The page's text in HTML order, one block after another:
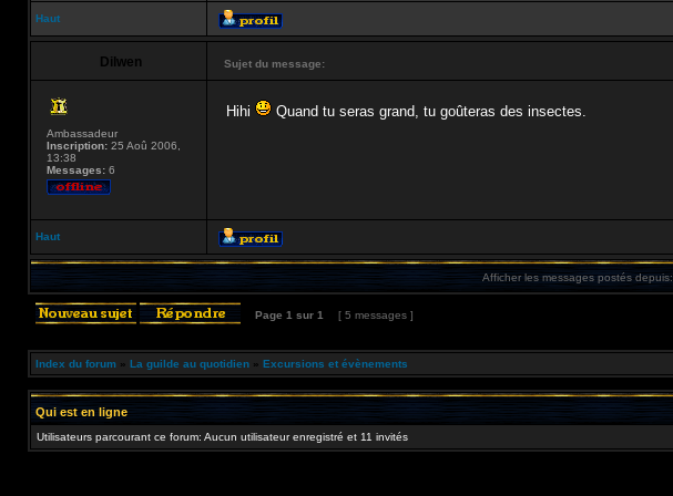
Haut
Dilwen Sujet du message:
Ambassadeur
Inscription: 25 Aoû 2006,
13:38
Messages: 6
Hihi Quand tu seras grand, tu goûteras des insectes.
Haut
Afficher les messages postés depuis:
Page 1 sur 1 [ 5 messages ]
Index du forum » La guilde au quotidien » Excursions et évènements
Qui est en ligne
Utilisateurs parcourant ce forum: Aucun utilisateur enregistré et 11 invités